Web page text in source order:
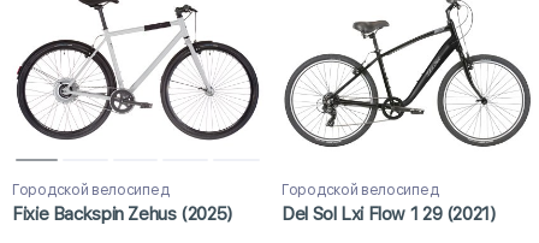
Городской велосипед
Fixie Backspin Zehus (2025)
Городской велосипед
Del Sol Lxi Flow 1 29 (2021)